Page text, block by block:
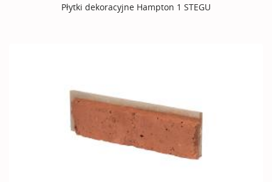
Płytki dekoracyjne Hampton 1 STEGU